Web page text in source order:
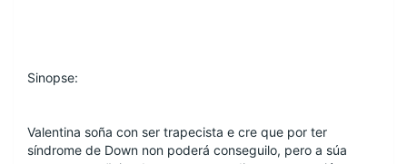
Sinopse:
Valentina soña con ser trapecista e cre que por ter
síndrome de Down non poderá conseguilo, pero a súa